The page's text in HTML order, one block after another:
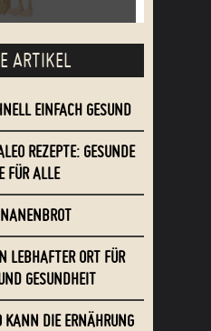
ARTIKEL
EINFACH GESUND
REZEPTE: GESUNDE
FÜR ALLE
LEBHAFTER ORT FÜR
GESUNDHEIT
KANN DIE ERNÄHRUNG